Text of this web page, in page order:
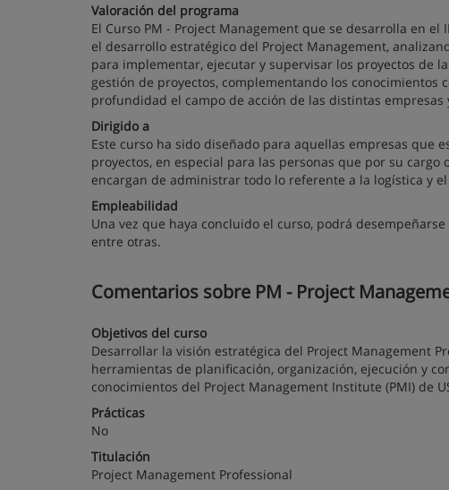
Valoración del programa
El Curso PM - Project Management que se desarrolla en
el desarrollo estratégico del Project Management,
para implementar, ejecutar y supervisar los proyectos de
gestión de proyectos, complementando los
profundidad el campo de acción de las distintas
Dirigido a
Este curso ha sido diseñado para aquellas empresas que
proyectos, en especial para las personas que por su
encargan de administrar todo lo referente a la logística y
Empleabilidad
Una vez que haya concluido el curso, podrá
entre otras.
Comentarios sobre PM - Project
Objetivos del curso
Desarrollar la visión estratégica del Project Management
herramientas de planificación, organización, ejecución y
conocimientos del Project Management Institute (PMI) de
Prácticas
No
Titulación
Project Management Professional